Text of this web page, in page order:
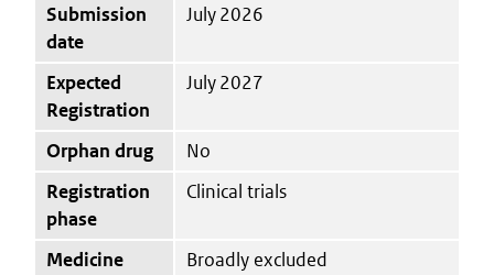
Submission
date
July 2026
Expected
Registration
July 2027
Orphan drug
No
Registration
phase
Clinical trials
Medicine
Broadly excluded